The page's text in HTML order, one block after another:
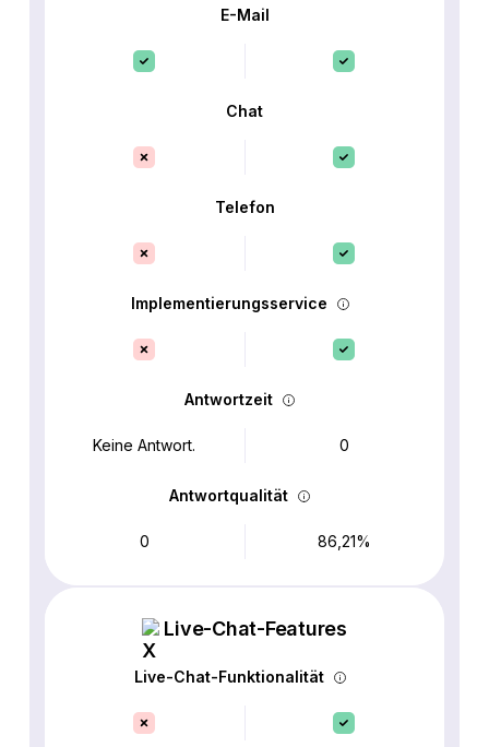
E-Mail
Chat
Telefon
Implementierungsservice
Antwortzeit
Keine Antwort. 0
Antwortqualität
0 86,21%
Live-Chat-Features
Live-Chat-Funktionalität